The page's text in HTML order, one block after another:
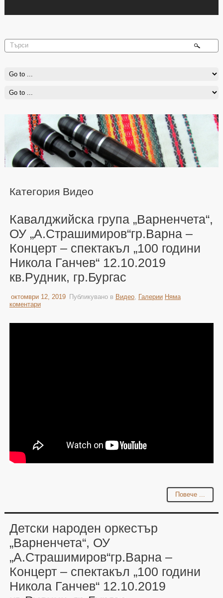
Категория Видео
Кавалджийска група „Варненчета“,
ОУ „А.Страшимиров“гр.Варна –
Концерт – спектакъл „100 години
Никола Ганчев“ 12.10.2019
кв.Рудник, гр.Бургас
октомври 12, 2019 Публикувано в Видео, Галерии Няма
коментари
Повече ...
Детски народен оркестър
„Варненчета“, ОУ
„А.Страшимиров“гр.Варна –
Концерт – спектакъл „100 години
Никола Ганчев“ 12.10.2019